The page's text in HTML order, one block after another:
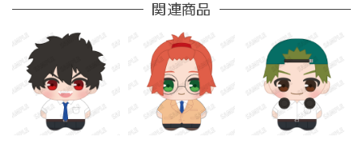
関連商品